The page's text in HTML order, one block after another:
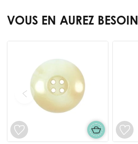
VOUS EN AUREZ BESOIN
Press to skip carousel